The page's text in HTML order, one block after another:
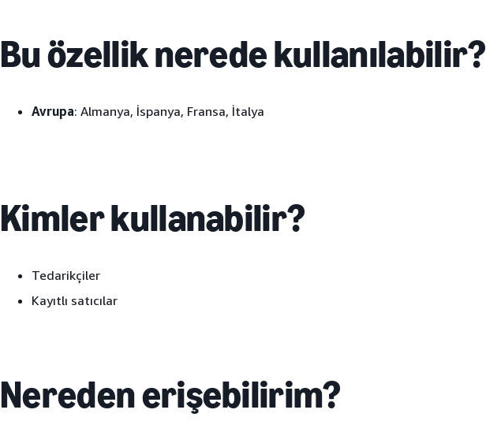
Bu özellik nerede kullanılabilir?
Avrupa: Almanya, İspanya, Fransa, İtalya
Kimler kullanabilir?
Tedarikçiler
Kayıtlı satıcılar
Nereden erişebilirim?